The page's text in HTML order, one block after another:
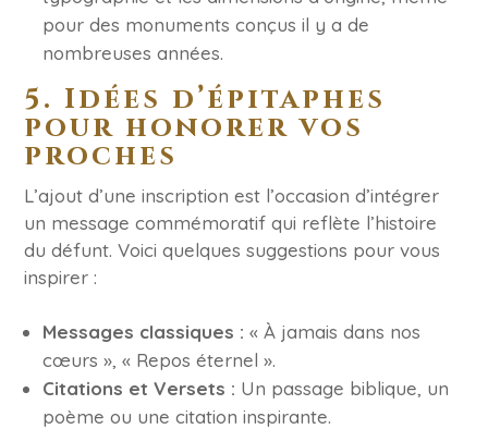
pour des monuments conçus il y a de
nombreuses années.
5. Idées d’épitaphes
pour honorer vos
proches
L’ajout d’une inscription est l’occasion d’intégrer
un message commémoratif qui reflète l’histoire
du défunt. Voici quelques suggestions pour vous
inspirer :
Messages classiques : « À jamais dans nos
cœurs », « Repos éternel ».
Citations et Versets : Un passage biblique, un
poème ou une citation inspirante.